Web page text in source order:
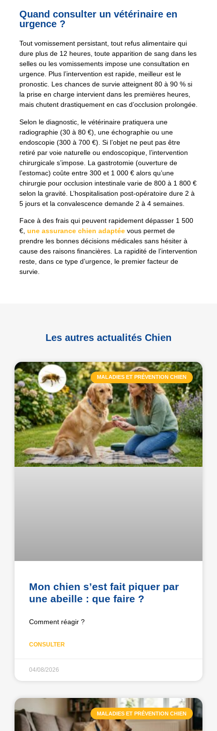
Quand consulter un vétérinaire en
urgence ?
Tout vomissement persistant, tout refus alimentaire qui
dure plus de 12 heures, toute apparition de sang dans les
selles ou les vomissements impose une consultation en
urgence. Plus l’intervention est rapide, meilleur est le
pronostic. Les chances de survie atteignent 80 à 90 % si
la prise en charge intervient dans les premières heures,
mais chutent drastiquement en cas d’occlusion prolongée.
Selon le diagnostic, le vétérinaire pratiquera une
radiographie (30 à 80 €), une échographie ou une
endoscopie (300 à 700 €). Si l’objet ne peut pas être
retiré par voie naturelle ou endoscopique, l’intervention
chirurgicale s’impose. La gastrotomie (ouverture de
l’estomac) coûte entre 300 et 1 000 € alors qu’une
chirurgie pour occlusion intestinale varie de 800 à 1 800 €
selon la gravité. L’hospitalisation post-opératoire dure 2 à
5 jours et la convalescence demande 2 à 4 semaines.
Face à des frais qui peuvent rapidement dépasser 1 500
€, une assurance chien adaptée vous permet de
prendre les bonnes décisions médicales sans hésiter à
cause des raisons financières. La rapidité de l’intervention
reste, dans ce type d’urgence, le premier facteur de
survie.
Les autres actualités Chien
MALADIES ET PRÉVENTION CHIEN
Mon chien s’est fait piquer par
une abeille : que faire ?
Comment réagir ?
CONSULTER
04/08/2026
MALADIES ET PRÉVENTION CHIEN